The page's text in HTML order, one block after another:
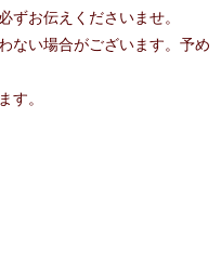
ずお伝えくださいませ。
ない場合がございます。予め
す。